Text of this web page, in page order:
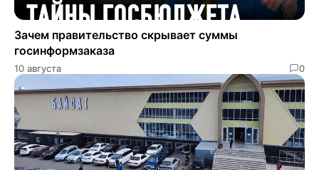
Зачем правительство скрывает суммы
госинформзаказа
10 августа 0